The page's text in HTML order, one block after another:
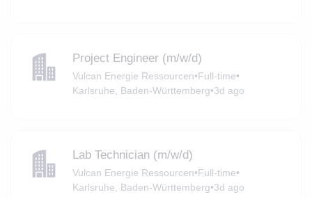
Project Engineer (m/w/d)
Vulcan Energie Ressourcen•Full-time•
Karlsruhe, Baden-Württemberg•3d ago
Lab Technician (m/w/d)
Vulcan Energie Ressourcen•Full-time•
Karlsruhe, Baden-Württemberg•3d ago